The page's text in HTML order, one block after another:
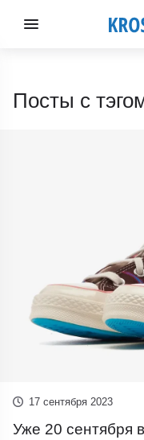
Посты с
17 сентября 2023
Уже 20 сентября